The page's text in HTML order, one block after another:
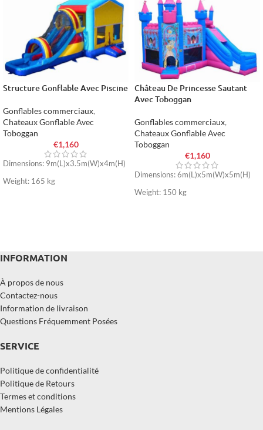
Structure Gonflable Avec Piscine
Gonflables commerciaux,
Chateaux Gonflable Avec
Toboggan
€1,160
Dimensions: 9m(L)x3.5m(W)x4m(H)
Weight: 165 kg
Château De Princesse Sautant
Avec Toboggan
Gonflables commerciaux,
Chateaux Gonflable Avec
Toboggan
€1,160
Dimensions: 6m(L)x5m(W)x5m(H)
Weight: 150 kg
INFORMATION
À propos de nous
Contactez-nous
Information de livraison
Questions Fréquemment Posées
SERVICE
Politique de confidentialité
Politique de Retours
Termes et conditions
Mentions Légales